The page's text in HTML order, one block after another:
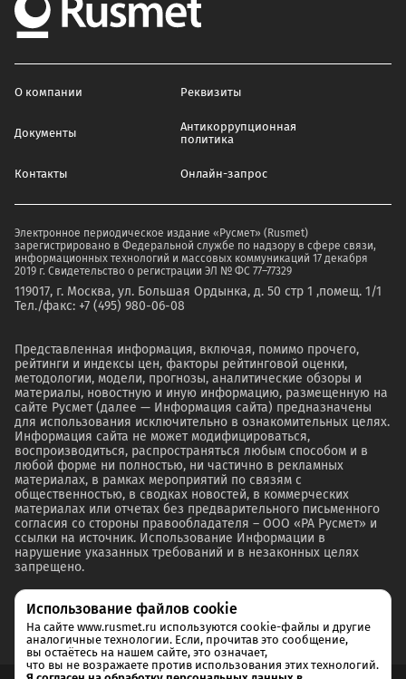
О компании Реквизиты
Документы
Антикоррупционная
политика
Контакты Онлайн-запрос
Электронное периодическое издание «Русмет» (Rusmet)
зарегистрировано в Федеральной службе по надзору в сфере связи,
информационных технологий и массовых коммуникаций 17 декабря
2019 г. Свидетельство о регистрации ЭЛ № ФС 77–77329
119017, г. Москва, ул. Большая Ордынка, д. 50 стр 1 ,помещ. 1/1
Тел./факс: +7 (495) 980-06-08
Представленная информация, включая, помимо прочего,
рейтинги и индексы цен, факторы рейтинговой оценки,
методологии, модели, прогнозы, аналитические обзоры и
материалы, новостную и иную информацию, размещенную на
сайте Русмет (далее — Информация сайта) предназначены
для использования исключительно в ознакомительных целях.
Информация сайта не может модифицироваться,
воспроизводиться, распространяться любым способом и в
любой форме ни полностью, ни частично в рекламных
материалах, в рамках мероприятий по связям с
общественностью, в сводках новостей, в коммерческих
материалах или отчетах без предварительного письменного
согласия со стороны правообладателя – ООО «РА Русмет» и
ссылки на источник. Использование Информации в
нарушение указанных требований и в незаконных целях
запрещено.
Использование файлов cookie
На сайте www.rusmet.ru используются cookie-файлы и другие
аналогичные технологии. Если, прочитав это сообщение,
вы остаётесь на нашем сайте, это означает,
что вы не возражаете против использования этих технологий.